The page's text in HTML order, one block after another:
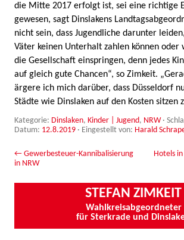
die Mitte 2017 erfolgt ist, sei eine richtige
gewesen, sagt Dinslakens
nicht sein, dass Jugendliche darunter
Väter keinen Unterhalt zahlen können oder
die Gesellschaft einspringen, denn jedes
auf gleich gute Chancen“, so Zimkeit.
ärgere ich mich darüber, dass Düsseldorf
Städte wie Dinslaken auf den Kosten sitzen
Kategorie: Dinslaken, Kinder | Jugend, NRW·
Datum: 12.8.2019 · Eingestellt von: Harald
Beitrags-Navigation
← Gewerbesteuer-Kannibalisierung
in NRW
Hotels
STEFAN ZIMKEIT
Wahlkreisabgeordneter
für Sterkrade und